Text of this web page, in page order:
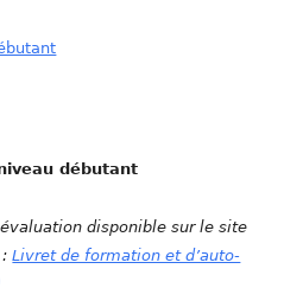
débutant
disponible sur le site
:Livret de formation et d’auto-